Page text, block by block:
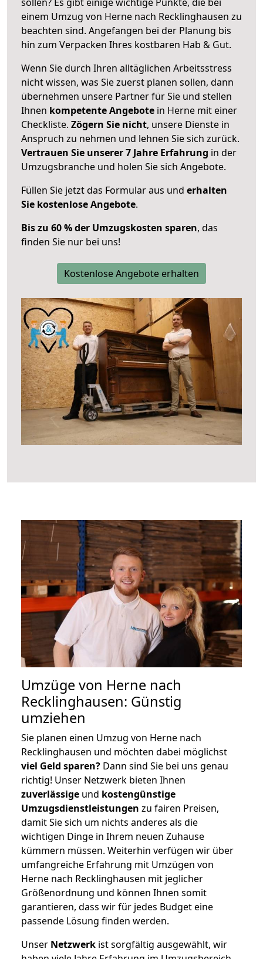
einem Umzug von Herne nach Recklinghausen zu
beachten sind. Angefangen bei der Planung bis
hin zum Verpacken Ihres kostbaren Hab & Gut.
Wenn Sie durch Ihren alltäglichen Arbeitsstress
nicht wissen, was Sie zuerst planen sollen, dann
übernehmen unsere Partner für Sie und stellen
Ihnen kompetente Angebote in Herne mit einer
Checkliste. Zögern Sie nicht, unsere Dienste in
Anspruch zu nehmen und lehnen Sie sich zurück.
Vertrauen Sie unserer 7 Jahre Erfahrung in der
Umzugsbranche und holen Sie sich Angebote.
Füllen Sie jetzt das Formular aus und erhalten
Sie kostenlose Angebote.
Bis zu 60 % der Umzugskosten sparen, das
finden Sie nur bei uns!
Kostenlose Angebote erhalten
Umzüge von Herne nach
Recklinghausen: Günstig
umziehen
Sie planen einen Umzug von Herne nach
Recklinghausen und möchten dabei möglichst
viel Geld sparen? Dann sind Sie bei uns genau
richtig! Unser Netzwerk bieten Ihnen
zuverlässige und kostengünstige
Umzugsdienstleistungen zu fairen Preisen,
damit Sie sich um nichts anderes als die
wichtigen Dinge in Ihrem neuen Zuhause
kümmern müssen. Weiterhin verfügen wir über
umfangreiche Erfahrung mit Umzügen von
Herne nach Recklinghausen mit jeglicher
Größenordnung und können Ihnen somit
garantieren, dass wir für jedes Budget eine
passende Lösung finden werden.
Unser Netzwerk ist sorgfältig ausgewählt, wir